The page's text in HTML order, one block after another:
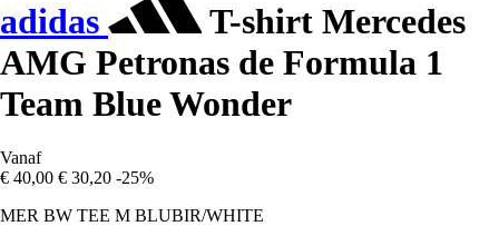
adidas
T-shirt Mercedes
AMG Petronas de Formula 1
Team Blue Wonder
Vanaf
€ 40,00 € 30,20 -25%
MER BW TEE M BLUBIR/WHITE